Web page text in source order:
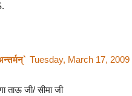
Tuesday, March 17,
ताऊ जी/ सीमा जी